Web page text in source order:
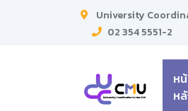
University
02 354 5551-2
ห
ห